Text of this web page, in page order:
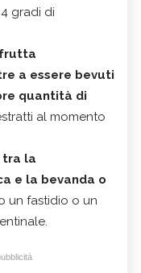
gradi di
frutta
a essere bevuti
quantità di
al momento
tra la
e la bevanda o
un fastidio o un